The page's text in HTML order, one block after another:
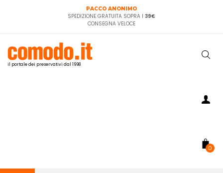
PACCO ANONIMO
SPEDIZIONE GRATUITA SOPRA I 39€
CONSEGNA VELOCE
il portale dei preservativi dal 1998
0